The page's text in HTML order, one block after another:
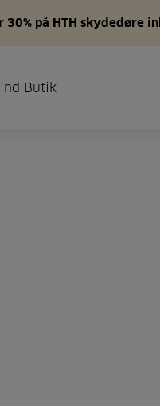
30% på HTH skydedøre
Butik